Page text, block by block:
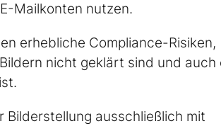
Mailkonten nutzen.
erhebliche Compliance-Risiken,
nicht geklärt sind und auch
Bilderstellung ausschließlich mit